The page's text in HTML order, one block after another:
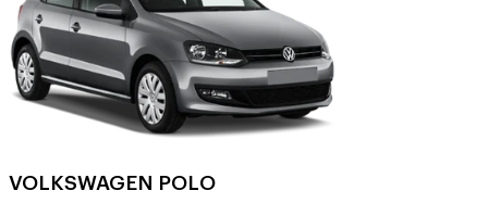
VOLKSWAGEN POLO